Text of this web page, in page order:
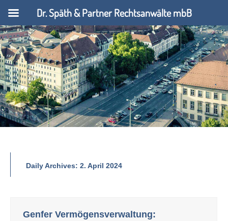
Daily Archives: 2. April 2024
Genfer Vermögensverwaltung:
Dr. Späth & Partner Rechtsanwälte mbB